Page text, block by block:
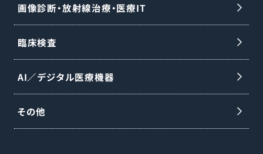
画像診断・放射線治療・医療IT
臨床検査
AI／デジタル医療機器
その他